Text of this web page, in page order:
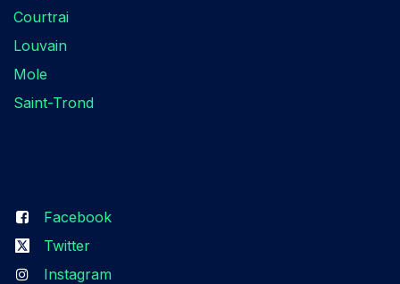
Courtrai
Louvain
Mole
Saint-Trond
Facebook
Twitter
Instagram